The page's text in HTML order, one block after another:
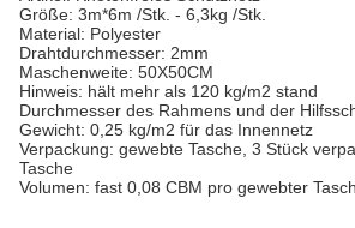
Größe: 3m*6m /Stk. - 6,3kg /Stk.
Material: Polyester
Drahtdurchmesser: 2mm
Maschenweite: 50X50CM
Hinweis: hält mehr als 120 kg/m2 stand
Durchmesser des Rahmens und der
Gewicht: 0,25 kg/m2 für das Innennetz
Verpackung: gewebte Tasche, 3 Stück
Tasche
Volumen: fast 0,08 CBM pro gewebter